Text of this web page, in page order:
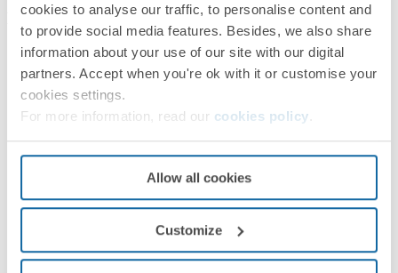
cookies to analyse our traffic, to personalise content and
to provide social media features. Besides, we also share
information about your use of our site with our digital
partners. Accept when you're ok with it or customise your
cookies settings.
For more information, read our cookies policy
Allow all cookies
Customize
Documentation
Fiche techniquePDF